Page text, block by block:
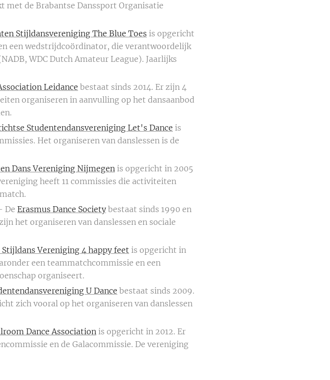
met de Brabantse Danssport Organisatie
Stijldansvereniging The Blue Toes is opgericht
een wedstrijdcoördinator, die verantwoordelijk
WDC Dutch Amateur League). Jaarlijks
Leidance bestaat sinds 2014. Er zijn 4
organiseren in aanvulling op het dansaanbod
Studentendansvereniging Let's Dance is
Het organiseren van danslessen is de
Dans Vereniging Nijmegen is opgericht in 2005
heeft 11 commissies die activiteiten
De Erasmus Dance Society bestaat sinds 1990 en
het organiseren van danslessen en sociale
Vereniging 4 happy feet is opgericht in
een teammatchcommissie en een
organiseert.
U Dance bestaat sinds 2009.
zich vooral op het organiseren van danslessen
Dance Association is opgericht in 2012. Er
en de Galacommissie. De vereniging